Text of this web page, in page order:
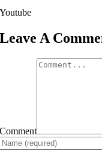
Youtube
Leave A
Comment